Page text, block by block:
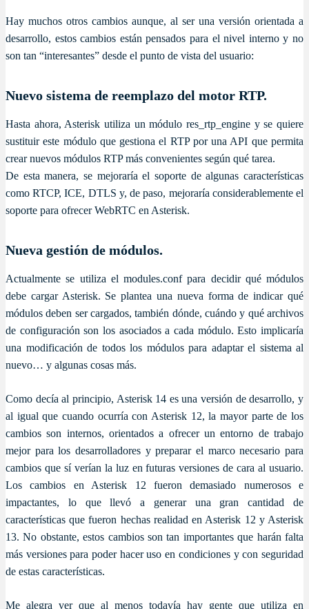
Hay muchos otros cambios aunque, al ser una versión orientada a
desarrollo, estos cambios están pensados para el nivel interno y no
son tan “interesantes” desde el punto de vista del usuario:
Nuevo sistema de reemplazo del motor RTP.
Hasta ahora, Asterisk utiliza un módulo res_rtp_engine y se quiere
sustituir este módulo que gestiona el RTP por una API que permita
crear nuevos módulos RTP más convenientes según qué tarea.
De esta manera, se mejoraría el soporte de algunas características
como RTCP, ICE, DTLS y, de paso, mejoraría considerablemente el
soporte para ofrecer WebRTC en Asterisk.
Nueva gestión de módulos.
Actualmente se utiliza el modules.conf para decidir qué módulos
debe cargar Asterisk. Se plantea una nueva forma de indicar qué
módulos deben ser cargados, también dónde, cuándo y qué archivos
de configuración son los asociados a cada módulo. Esto implicaría
una modificación de todos los módulos para adaptar el sistema al
nuevo… y algunas cosas más.
Como decía al principio, Asterisk 14 es una versión de desarrollo, y
al igual que cuando ocurría con Asterisk 12, la mayor parte de los
cambios son internos, orientados a ofrecer un entorno de trabajo
mejor para los desarrolladores y preparar el marco necesario para
cambios que sí verían la luz en futuras versiones de cara al usuario.
Los cambios en Asterisk 12 fueron demasiado numerosos e
impactantes, lo que llevó a generar una gran cantidad de
características que fueron hechas realidad en Asterisk 12 y Asterisk
13. No obstante, estos cambios son tan importantes que harán falta
más versiones para poder hacer uso en condiciones y con seguridad
de estas características.
Me alegra ver que al menos todavía hay gente que utiliza en